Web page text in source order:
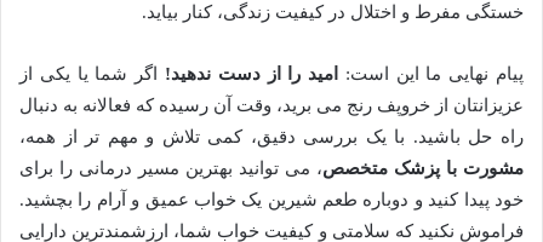
خستگی مفرط و اختلال در کیفیت زندگی، کنار بیاید.
پیام نهایی ما این است: امید را از دست ندهید! اگر شما یا یکی از
عزیزانتان از خروپف رنج می برید، وقت آن رسیده که فعالانه به دنبال
راه حل باشید. با یک بررسی دقیق، کمی تلاش و مهم تر از همه،
مشورت با پزشک متخصص، می توانید بهترین مسیر درمانی را برای
خود پیدا کنید و دوباره طعم شیرین یک خواب عمیق و آرام را بچشید.
فراموش نکنید که سلامتی و کیفیت خواب شما، ارزشمندترین دارایی